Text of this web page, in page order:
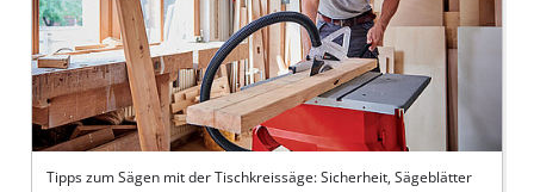
Tipps zum Sägen mit der Tischkreissäge: Sicherheit, Sägeblätter